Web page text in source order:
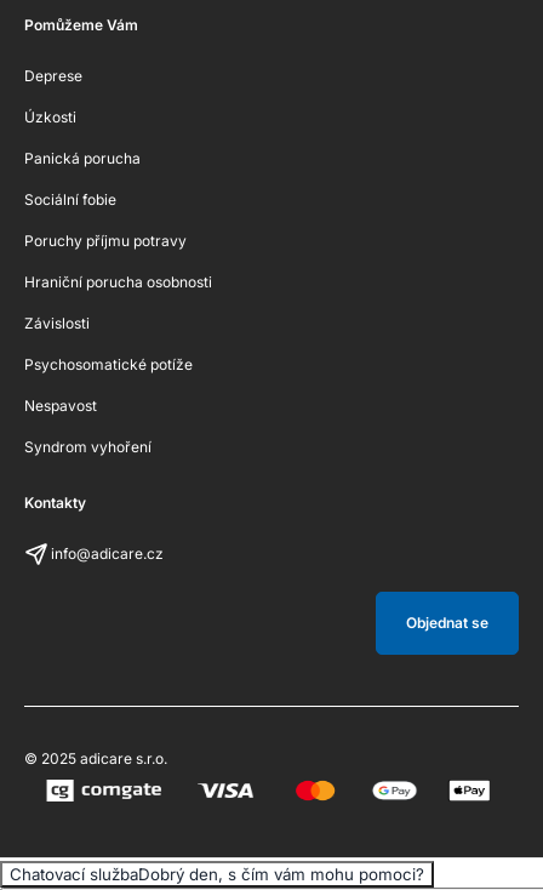
Pomůžeme Vám
Deprese
Úzkosti
Panická porucha
Sociální fobie
Poruchy příjmu potravy
Hraniční porucha osobnosti
Závislosti
Psychosomatické potíže
Nespavost
Syndrom vyhoření
Kontakty
info@adicare.cz
Objednat se
© 2025 adicare s.r.o.